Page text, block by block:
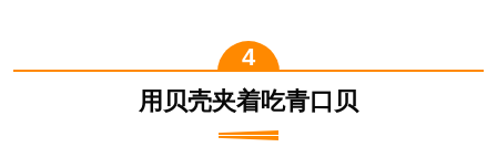
用贝壳夹着吃青口贝